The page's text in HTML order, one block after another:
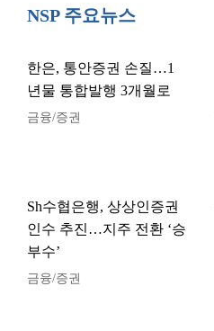
NSP 주요뉴스
한은, 통안증권 손질…1
년물 통합발행 3개월로
금융/증권
Sh수협은행, 상상인증권
인수 추진…지주 전환 ‘승
부수’
금융/증권